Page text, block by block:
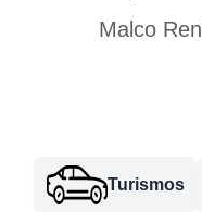
Malco
Turismos